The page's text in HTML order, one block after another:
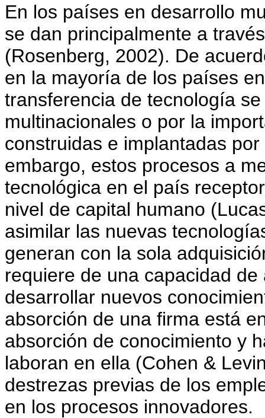
En los países en desarrollo
se dan principalmente a
(Rosenberg, 2002). De
en la mayoría de los países
transferencia de tecnología
multinacionales o por la
construidas e implantadas
embargo, estos procesos a
tecnológica en el país
nivel de capital humano
asimilar las nuevas
generan con la sola
requiere de una capacidad
desarrollar nuevos
absorción de una firma está
absorción de conocimiento y
laboran en ella (Cohen &
destrezas previas de los
en los procesos innovadores.